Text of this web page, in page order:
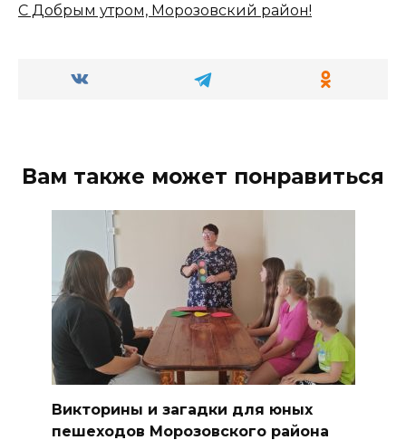
С Добрым утром, Морозовский район!
Вам также может понравиться
Викторины и загадки для юных
пешеходов Морозовского района